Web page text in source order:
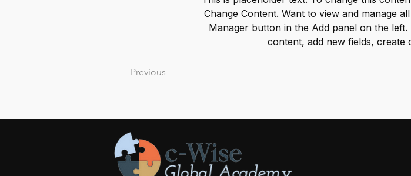
Change Content. Want to view and manage
Manager button in the Add panel on the
content, add new fields, create
Previous